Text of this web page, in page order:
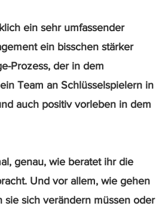
ein sehr umfassender
ein bisschen stärker
Prozess, der in dem
Team an Schlüsselspielern in
auch positiv vorleben in dem
genau, wie beratet ihr die
Und vor allem, wie gehen
sich verändern müssen oder